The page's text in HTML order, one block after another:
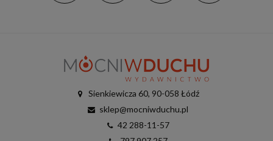
Sienkiewicza 60, 90-058 Łódź
sklep@mocniwduchu.pl
42 288-11-57